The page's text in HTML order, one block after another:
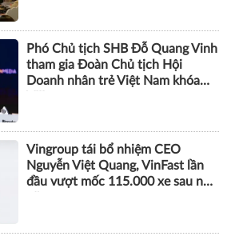
Phó Chủ tịch SHB Đỗ Quang Vinh
tham gia Đoàn Chủ tịch Hội
Doanh nhân trẻ Việt Nam khóa
Vingroup tái bổ nhiệm CEO
Nguyễn Việt Quang, VinFast lần
đầu vượt mốc 115.000 xe sau nửa